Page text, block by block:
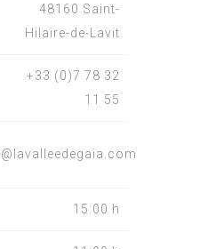
48160 Saint-
Hilaire-de-Lavit
+33 (0)7 78 32
11 55
15:00 h